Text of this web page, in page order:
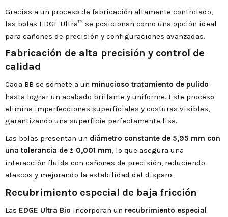
Gracias a un proceso de fabricación altamente controlado,
las bolas EDGE Ultra™ se posicionan como una opción ideal
para cañones de precisión y configuraciones avanzadas.
Fabricación de alta precisión y control de
calidad
Cada BB se somete a un minucioso tratamiento de pulido
hasta lograr un acabado brillante y uniforme. Este proceso
elimina imperfecciones superficiales y costuras visibles,
garantizando una superficie perfectamente lisa.
Las bolas presentan un diámetro constante de 5,95 mm con
una tolerancia de ± 0,001 mm, lo que asegura una
interacción fluida con cañones de precisión, reduciendo
atascos y mejorando la estabilidad del disparo.
Recubrimiento especial de baja fricción
Las EDGE Ultra Bio incorporan un recubrimiento especial